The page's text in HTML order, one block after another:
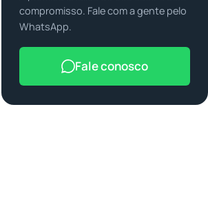
compromisso. Fale com a gente pelo
WhatsApp.
Fale conosco